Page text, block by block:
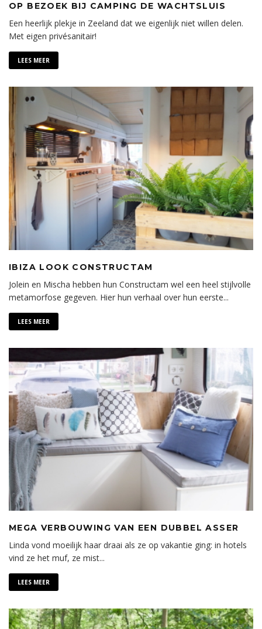
OP BEZOEK BIJ CAMPING DE WACHTSLUIS
Een heerlijk plekje in Zeeland dat we eigenlijk niet willen delen.
Met eigen privésanitair!
LEES MEER
IBIZA LOOK CONSTRUCTAM
Jolein en Mischa hebben hun Constructam wel een heel stijlvolle
metamorfose gegeven. Hier hun verhaal over hun eerste...
LEES MEER
MEGA VERBOUWING VAN EEN DUBBEL ASSER
Linda vond moeilijk haar draai als ze op vakantie ging: in hotels
vind ze het muf, ze mist...
LEES MEER